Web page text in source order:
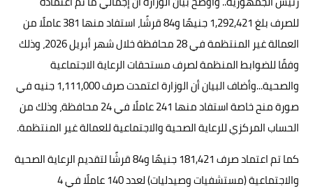
للصرف بلغ 1,292,421 جنيهًا و84 قرشًا، استفاد منها 381 عاملًا من
العمالة غير المنتظمة في 28 محافظة خلال شهر أبريل 2026، وذلك
وفقًا للضوابط المنظمة لصرف مستحقات الرعاية الاجتماعية
والصحية...وأضاف البيان أن الوزارة اعتمدت صرف 1,111,000 جنيه في
صورة منح خاصة استفاد منها 241 عاملًا في 24 محافظة، وذلك من
الحساب المركزي للرعاية الصحية والاجتماعية للعمالة غير المنتظمة.
كما تم اعتماد صرف 181,421 جنيهًا و84 قرشًا لتقديم الرعاية الصحية
والاجتماعية (مستشفيات وصيدليات) لعدد 140 عاملًا في 4